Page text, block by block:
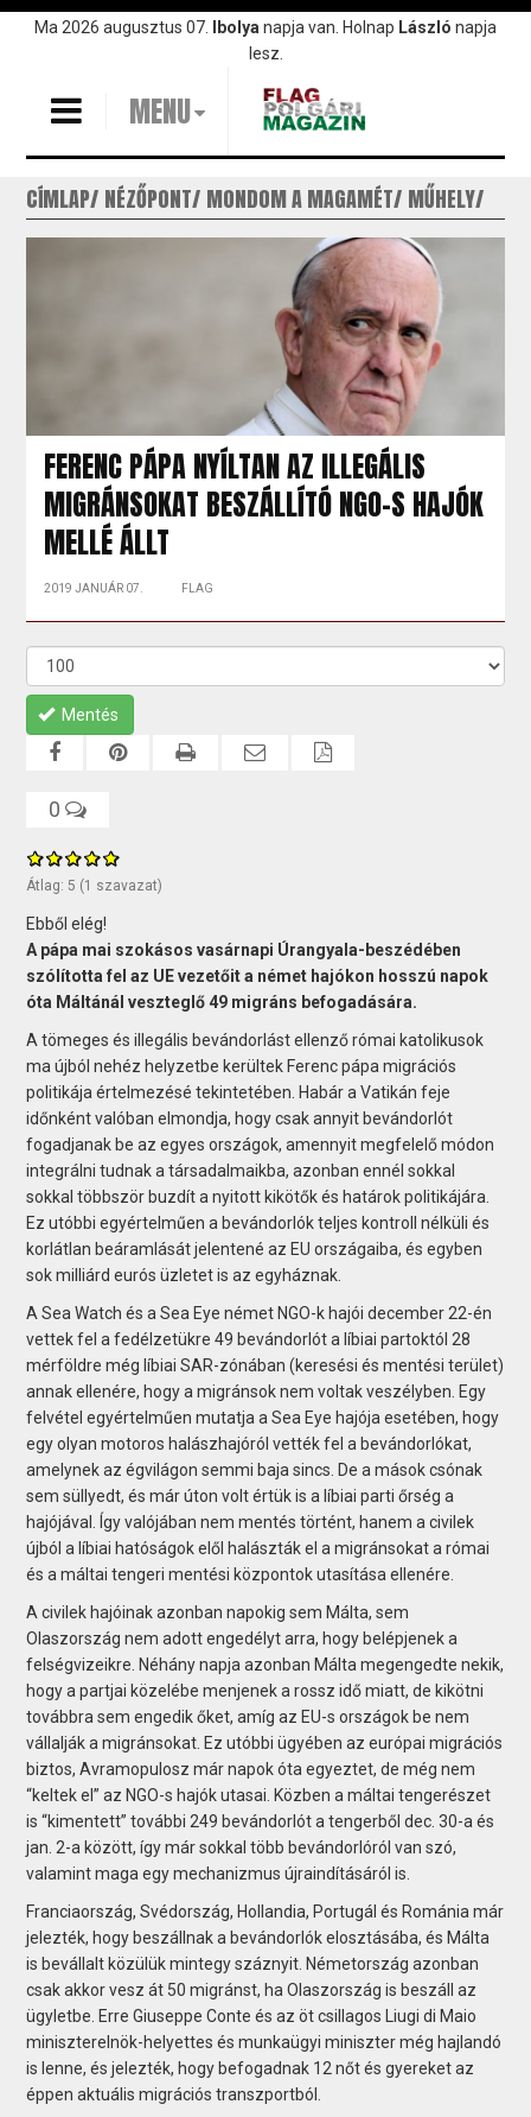
UgrásMa 2026 augusztus 07. Ibolya napja van. Holnap László napja
lesz.
MENU
CÍMLAP NÉZŐPONT MONDOM A MAGAMÉT MŰHELY
FERENC PÁPA NYÍLTAN AZ ILLEGÁLIS
MIGRÁNSOKAT BESZÁLLÍTÓ NGO-S HAJÓK
MELLÉ ÁLLT
2019 JANUÁR 07. FLAG
Mentés
0
Átlag: 5 (1 szavazat)
Ebből elég!
A pápa mai szokásos vasárnapi Úrangyala-beszédében
szólította fel az UE vezetőit a német hajókon hosszú napok
óta Máltánál veszteglő 49 migráns befogadására.
A tömeges és illegális bevándorlást ellenző római katolikusok
ma újból nehéz helyzetbe kerültek Ferenc pápa migrációs
politikája értelmezésé tekintetében. Habár a Vatikán feje
időnként valóban elmondja, hogy csak annyit bevándorlót
fogadjanak be az egyes országok, amennyit megfelelő módon
integrálni tudnak a társadalmaikba, azonban ennél sokkal
sokkal többször buzdít a nyitott kikötők és határok politikájára.
Ez utóbbi egyértelműen a bevándorlók teljes kontroll nélküli és
korlátlan beáramlását jelentené az EU országaiba, és egyben
sok milliárd eurós üzletet is az egyháznak.
A Sea Watch és a Sea Eye német NGO-k hajói december 22-én
vettek fel a fedélzetükre 49 bevándorlót a líbiai partoktól 28
mérföldre még líbiai SAR-zónában (keresési és mentési terület)
annak ellenére, hogy a migránsok nem voltak veszélyben. Egy
felvétel egyértelműen mutatja a Sea Eye hajója esetében, hogy
egy olyan motoros halászhajóról vették fel a bevándorlókat,
amelynek az égvilágon semmi baja sincs. De a mások csónak
sem süllyedt, és már úton volt értük is a líbiai parti őrség a
hajójával. Így valójában nem mentés történt, hanem a civilek
újból a líbiai hatóságok elől halászták el a migránsokat a római
és a máltai tengeri mentési központok utasítása ellenére.
A civilek hajóinak azonban napokig sem Málta, sem
Olaszország nem adott engedélyt arra, hogy belépjenek a
felségvizeikre. Néhány napja azonban Málta megengedte nekik,
hogy a partjai közelébe menjenek a rossz idő miatt, de kikötni
továbbra sem engedik őket, amíg az EU-s országok be nem
vállalják a migránsokat. Ez utóbbi ügyében az európai migrációs
biztos, Avramopulosz már napok óta egyeztet, de még nem
“keltek el” az NGO-s hajók utasai. Közben a máltai tengerészet
is “kimentett” további 249 bevándorlót a tengerből dec. 30-a és
jan. 2-a között, így már sokkal több bevándorlóról van szó,
valamint maga egy mechanizmus újraindításáról is.
Franciaország, Svédország, Hollandia, Portugál és Románia már
jelezték, hogy beszállnak a bevándorlók elosztásába, és Málta
is bevállalt közülük mintegy száznyit. Németország azonban
csak akkor vesz át 50 migránst, ha Olaszország is beszáll az
ügyletbe. Erre Giuseppe Conte és az öt csillagos Liugi di Maio
miniszterelnök-helyettes és munkaügyi miniszter még hajlandó
is lenne, és jelezték, hogy befogadnak 12 nőt és gyereket az
éppen aktuális migrációs transzportból.